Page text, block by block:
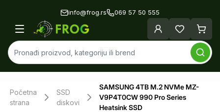
info@frog.rs 069 57 50 555
Početna
strana
SSD
diskovi
SAMSUNG 4TB M.2 NVMe MZ-
V9P4T0CW 990 Pro Series
Heatsink SSD